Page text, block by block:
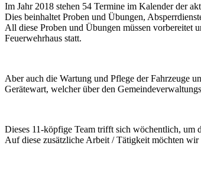
Im Jahr 2018 stehen 54 Termine im Kalender der
Dies beinhaltet Proben und Übungen,
All diese Proben und Übungen müssen vorbereitet
Feuerwehrhaus statt.
Aber auch die Wartung und Pflege der Fahrzeuge
Gerätewart, welcher über den
Dieses 11-köpfige Team trifft sich wöchentlich, um
Auf diese zusätzliche Arbeit / Tätigkeit möchten